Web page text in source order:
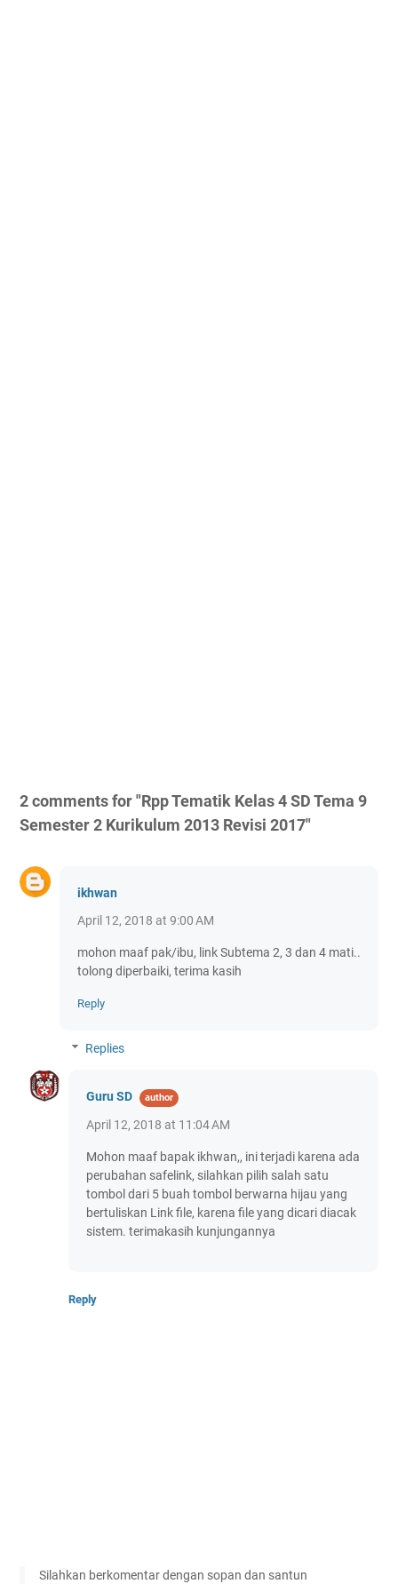
2 comments for "Rpp Tematik Kelas 4 SD Tema 9
Semester 2 Kurikulum 2013 Revisi 2017"
ikhwan
April 12, 2018 at 9:00 AM
mohon maaf pak/ibu, link Subtema 2, 3 dan 4 mati..
tolong diperbaiki, terima kasih
Reply
Replies
Guru SD
April 12, 2018 at 11:04 AM
Mohon maaf bapak ikhwan,, ini terjadi karena ada
perubahan safelink, silahkan pilih salah satu
tombol dari 5 buah tombol berwarna hijau yang
bertuliskan Link file, karena file yang dicari diacak
sistem. terimakasih kunjungannya
Reply
Silahkan berkomentar dengan sopan dan santun